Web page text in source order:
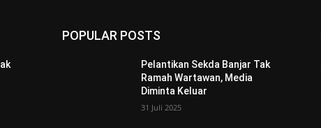
POPULAR POSTS
Pelantikan Sekda Banjar Tak
Ramah Wartawan, Media
Diminta Keluar
31 Juli 2025